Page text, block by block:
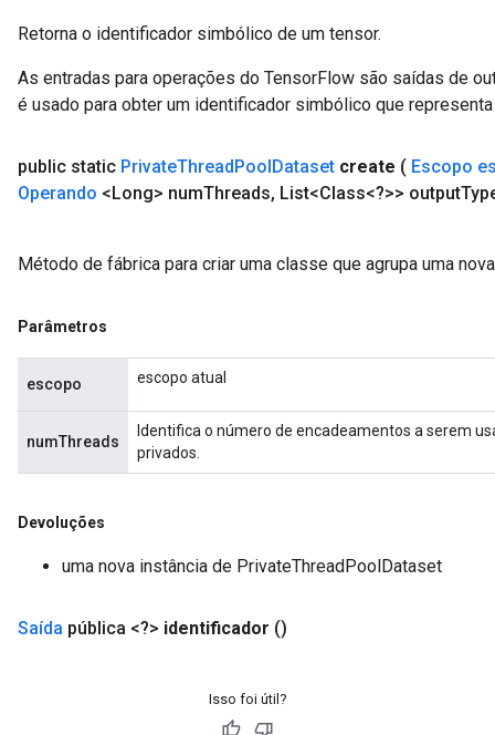
Retorna o identificador simbólico de um tensor.
As entradas para operações do TensorFlow são saídas de
é usado para obter um identificador simbólico que
public static PrivateThreadPoolDataset create ( Escopo
Operando <Long> numThreads, List<Class<?>> output
Método de fábrica para criar uma classe que agrupa uma
Parâmetros
escopo escopo atual
numThreads
Identifica o número de encadeamentos a serem
privados.
Devoluções
uma nova instância de PrivateThreadPoolDataset
Saída pública <?> identificador ()
Isso foi útil?